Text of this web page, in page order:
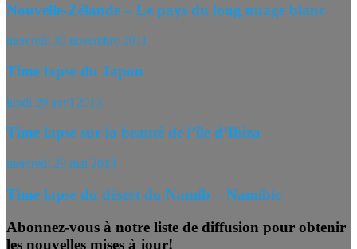
Nouvelle-Zélande – Le pays du long nuage blanc
mercredi 30 novembre 2011
Time lapse du Japon
lundi 29 avril 2013
Time lapse sur la beauté de l’île d’Ibiza
mercredi 29 mai 2013
Time lapse du désert du Namib – Namibie
Abonnez-vous à notre liste de diffusion pour obtenir
les nouvelles mises à jour!